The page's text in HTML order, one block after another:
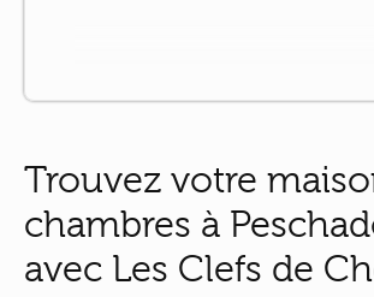
Trouvez votre
chambres à
avec Les Clefs de